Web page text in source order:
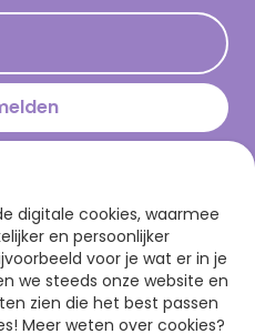
digitale cookies, waarmee
en persoonlijker
voor je wat er in je
we steeds onze website en
zien die het best passen
Meer weten over cookies?